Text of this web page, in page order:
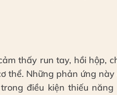
thấy run tay, hồi hộp,
thể. Những phản ứng
điều kiện thiếu